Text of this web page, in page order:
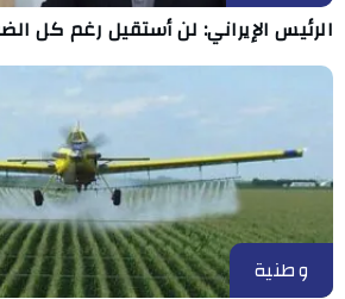
الرئيس الإيراني: لن أستقيل رغم كل
وطنية